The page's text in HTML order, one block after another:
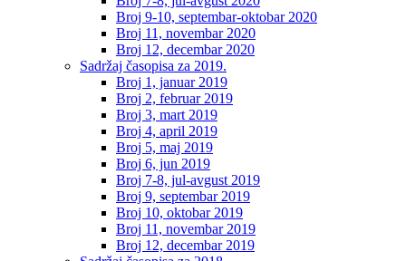
Broj 9-10, septembar-oktobar 2020
Broj 11, novembar 2020
Broj 12, decembar 2020
Sadržaj časopisa za 2019.
Broj 1, januar 2019
Broj 2, februar 2019
Broj 3, mart 2019
Broj 4, april 2019
Broj 5, maj 2019
Broj 6, jun 2019
Broj 7-8, jul-avgust 2019
Broj 9, septembar 2019
Broj 10, oktobar 2019
Broj 11, novembar 2019
Broj 12, decembar 2019